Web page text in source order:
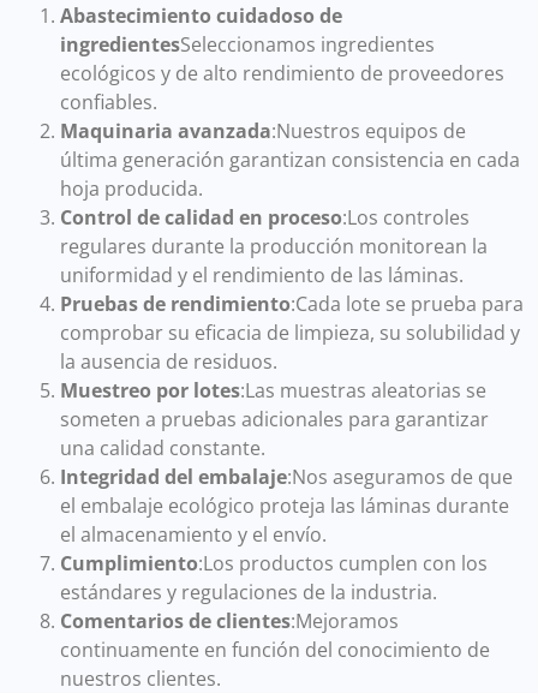
Abastecimiento cuidadoso de
ingredientesSeleccionamos ingredientes
ecológicos y de alto rendimiento de proveedores
confiables.
Maquinaria avanzada:Nuestros equipos de
última generación garantizan consistencia en cada
hoja producida.
Control de calidad en proceso:Los controles
regulares durante la producción monitorean la
uniformidad y el rendimiento de las láminas.
Pruebas de rendimiento:Cada lote se prueba para
comprobar su eficacia de limpieza, su solubilidad y
la ausencia de residuos.
Muestreo por lotes:Las muestras aleatorias se
someten a pruebas adicionales para garantizar
una calidad constante.
Integridad del embalaje:Nos aseguramos de que
el embalaje ecológico proteja las láminas durante
el almacenamiento y el envío.
Cumplimiento:Los productos cumplen con los
estándares y regulaciones de la industria.
Comentarios de clientes:Mejoramos
continuamente en función del conocimiento de
nuestros clientes.